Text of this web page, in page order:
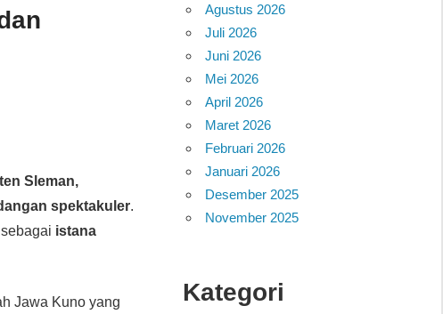
Sleman,
spektakuler.
istana
Jawa Kuno yang
Agustus 2026
Juli 2026
Juni 2026
Mei 2026
April 2026
Maret 2026
Februari 2026
Januari 2026
Desember 2025
November 2025
Kategori